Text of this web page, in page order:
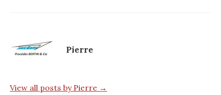
Pierre
View all posts by Pierre →